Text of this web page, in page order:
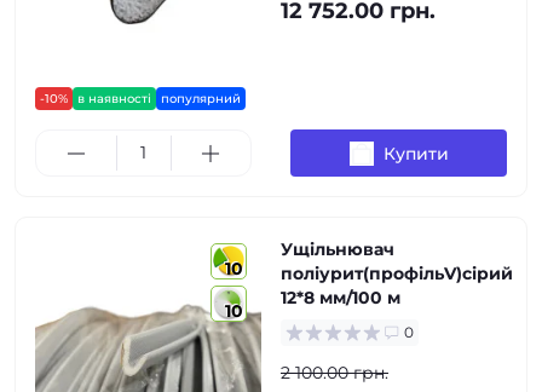
-10% в наявності популярний
12 752.00 грн.
Купити
10
10
Ущільнювач
поліурит(профільV)сірий
12*8 мм/100 м
0
2 100.00 грн.